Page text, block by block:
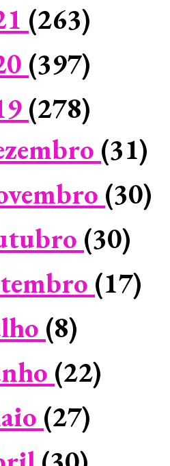
(263)
(397)
(278)
(31)
(30)
(30)
(17)
(8)
(22)
(27)